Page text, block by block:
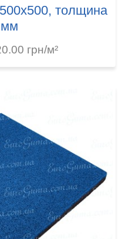
толщина
грн/м²